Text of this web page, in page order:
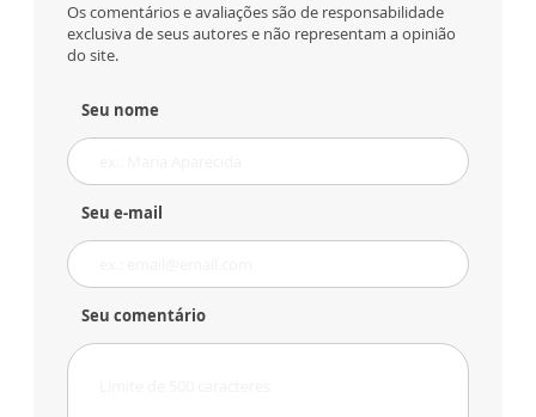
Os comentários e avaliações são de responsabilidade
exclusiva de seus autores e não representam a opinião
do site.
Seu nome
Seu e-mail
Seu comentário